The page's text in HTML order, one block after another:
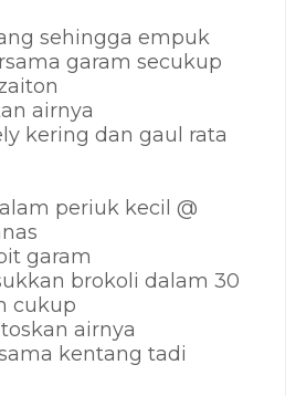
sehingga empuk
garam secukup
airnya
kering dan gaul rata
periuk kecil @
garam
brokoli dalam 30
cukup
airnya
kentang tadi